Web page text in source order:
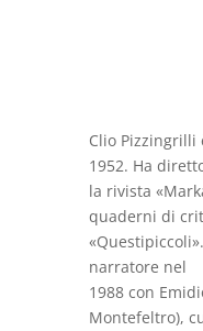
Clio Pizzingrilli
1952. Ha
la rivista
quaderni di
narratore nel
1988 con
Montefeltro),